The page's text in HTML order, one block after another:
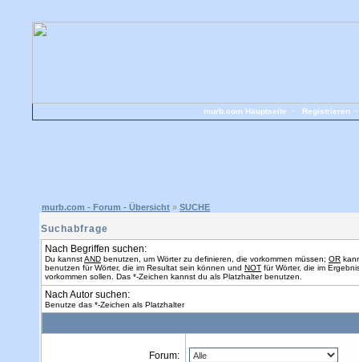
murb.com Hauptseite Registrieren
murb.com - Forum - Übersicht » SUCHE
Suchabfrage
Nach Begriffen suchen:
Du kannstAND benutzen, um Wörter zu definieren, die vorkommen müssen; OR
benutzen für Wörter, die im Resultat sein können und NOT für Wörter, die im
vorkommen sollen. Das *-Zeichen kannst du als Platzhalter benutzen.
Nach Autor suchen:
Benutze das *-Zeichen als Platzhalter
Forum: